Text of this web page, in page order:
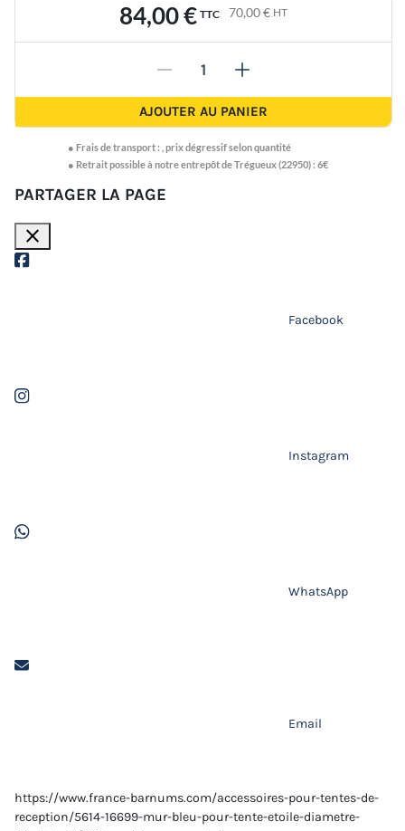
84,00 € TTC 70,00 € HT
- +
AJOUTER AU PANIER
● Frais de transport : prix dégressif selon quantité
● Retrait possible à notre entrepôt de Trégueux (22950) : 6€
PARTAGER LA PAGE
close
Facebook
Instagram
WhatsApp
Email
https://www.france-barnums.com/accessoires-pour-tentes-de-
reception/5614-16699-mur-bleu-pour-tente-etoile-diametre-